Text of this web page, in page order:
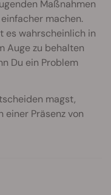
Maßnahmen
machen.
es wahrscheinlich in
Auge zu behalten
Du ein Problem
magst,
einer Präsenz von